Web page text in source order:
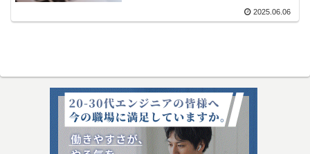
2025.06.06